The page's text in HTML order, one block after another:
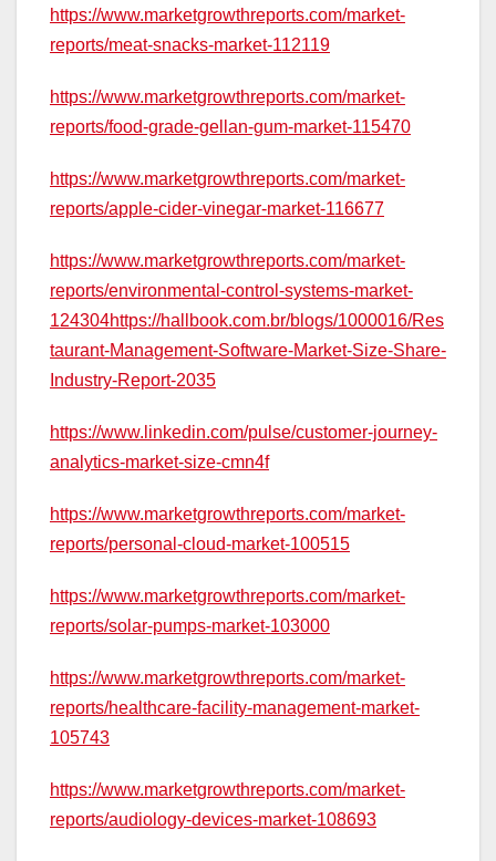
https://www.marketgrowthreports.com/market-
reports/meat-snacks-market-112119
https://www.marketgrowthreports.com/market-
reports/food-grade-gellan-gum-market-115470
https://www.marketgrowthreports.com/market-
reports/apple-cider-vinegar-market-116677
https://www.marketgrowthreports.com/market-
reports/environmental-control-systems-market-
124304https://hallbook.com.br/blogs/1000016/Res
taurant-Management-Software-Market-Size-Share-
Industry-Report-2035
https://www.linkedin.com/pulse/customer-journey-
analytics-market-size-cmn4f
https://www.marketgrowthreports.com/market-
reports/personal-cloud-market-100515
https://www.marketgrowthreports.com/market-
reports/solar-pumps-market-103000
https://www.marketgrowthreports.com/market-
reports/healthcare-facility-management-market-
105743
https://www.marketgrowthreports.com/market-
reports/audiology-devices-market-108693